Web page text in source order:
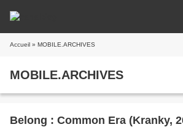
Accueil » MOBILE.ARCHIVES
MOBILE.ARCHIVES
Belong : Common Era (Kranky,